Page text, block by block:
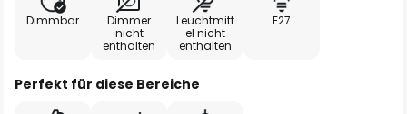
Dimmbar
Dimmer
nicht
enthalten
Leuchtmitt
el nicht
enthalten
E27
Perfekt für diese Bereiche